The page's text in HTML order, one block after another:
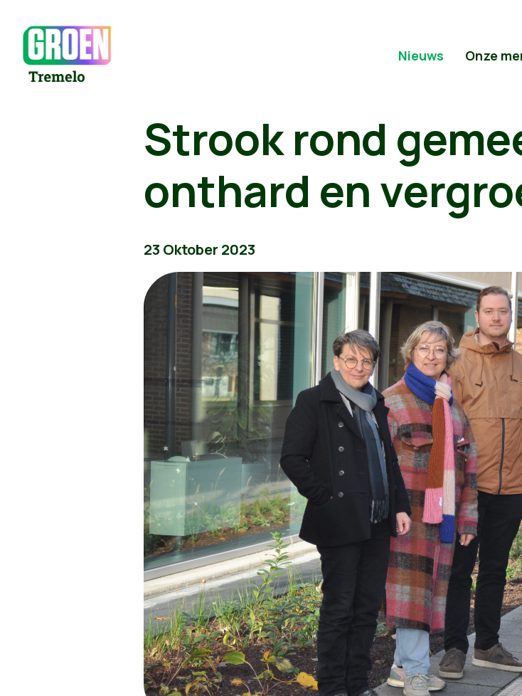
Nieuws Onze
Strook rond
onthard en
23 Oktober 2023